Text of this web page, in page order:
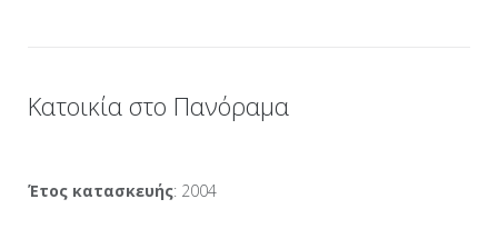
Κατοικία στο Πανόραμα
Έτος κατασκευής: 2004